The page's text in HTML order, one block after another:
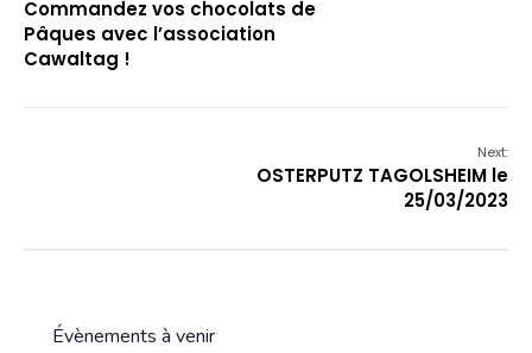
Commandez vos chocolats de
Pâques avec l’association
Cawaltag !
Next:
OSTERPUTZ TAGOLSHEIM le
25/03/2023
Évènements à venir